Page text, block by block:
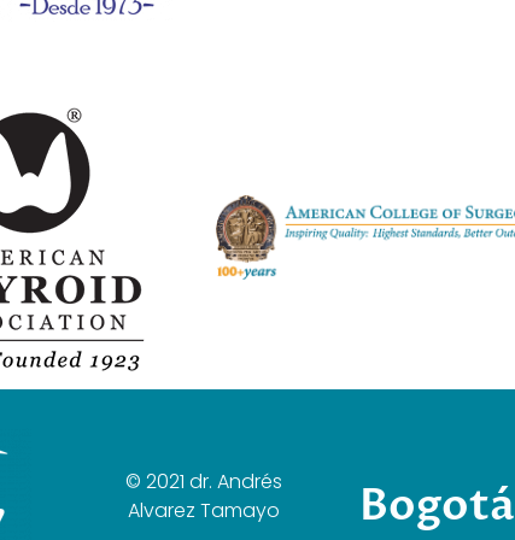
© 2021 dr. Andrés
Alvarez Tamayo
Bogotá